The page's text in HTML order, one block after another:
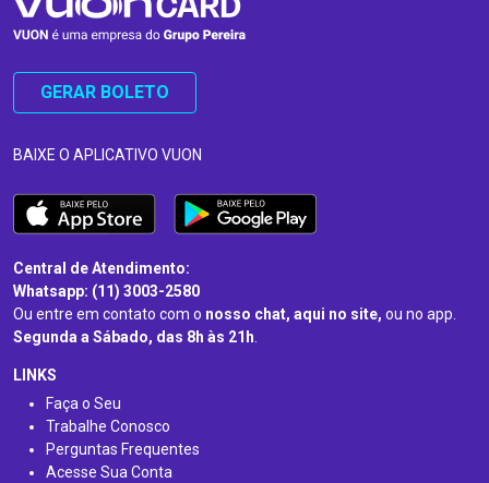
GERAR BOLETO
BAIXE O APLICATIVO VUON
Central de Atendimento:
Whatsapp: (11) 3003-2580
Ou entre em contato com o nosso chat, aqui no site, ou no app.
Segunda a Sábado, das 8h às 21h.
LINKS
Faça o Seu
Trabalhe Conosco
Perguntas Frequentes
Acesse Sua Conta